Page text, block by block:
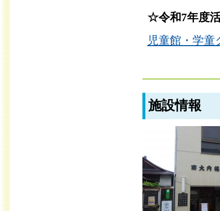
☆令和7年度
児童館・学
施設情報